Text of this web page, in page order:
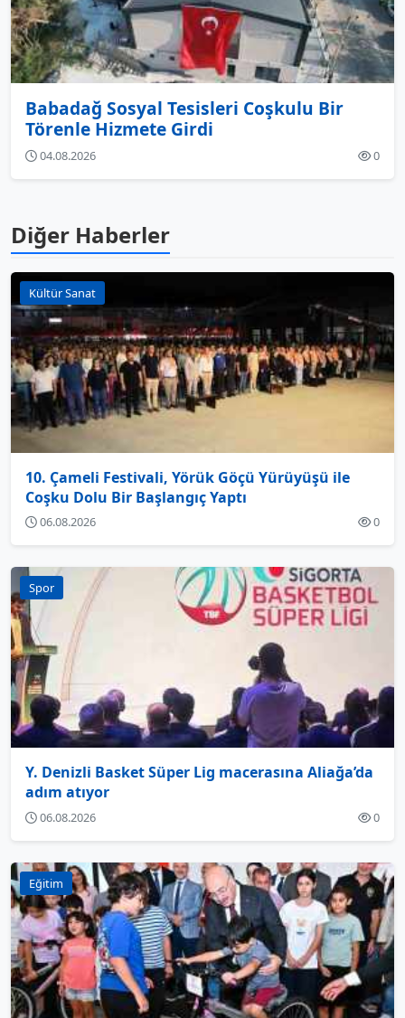
Babadağ Sosyal Tesisleri Coşkulu Bir
Törenle Hizmete Girdi
04.08.2026 0
Diğer Haberler
Kültür Sanat
10. Çameli Festivali, Yörük Göçü Yürüyüşü ile
Coşku Dolu Bir Başlangıç Yaptı
06.08.2026 0
Spor
Y. Denizli Basket Süper Lig macerasına Aliağa’da
adım atıyor
06.08.2026 0
Eğitim